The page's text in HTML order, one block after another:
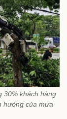
30% khách hàng
hưởng của mưa